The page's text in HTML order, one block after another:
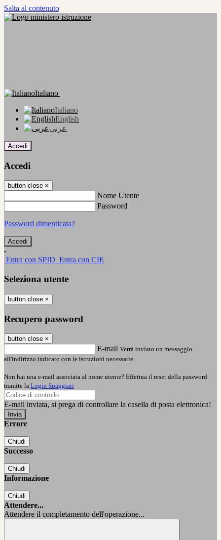
Salta al contenuto
Italiano
Italiano
English
عربى
Accedi
Accedi
button close ×
Nome Utente
Password
Password dimenticata?
-
Entra con SPID Entra con CIE
Seleziona utente
button close ×
Recupero password
button close ×
E-mail Verrà inviato un messaggio
all'indirizzo indicato con le istruzioni necessarie.
Non hai una e-mail associata al nome utente? Effettua il reset della password
tramite la Login Spaggiari
E-mail inviata, si prega di controllare la casella di posta elettronica!
Errore
Chiudi
Successo
Chiudi
Informazione
Chiudi
Attendere...
Attendere il completamento dell'operazione...